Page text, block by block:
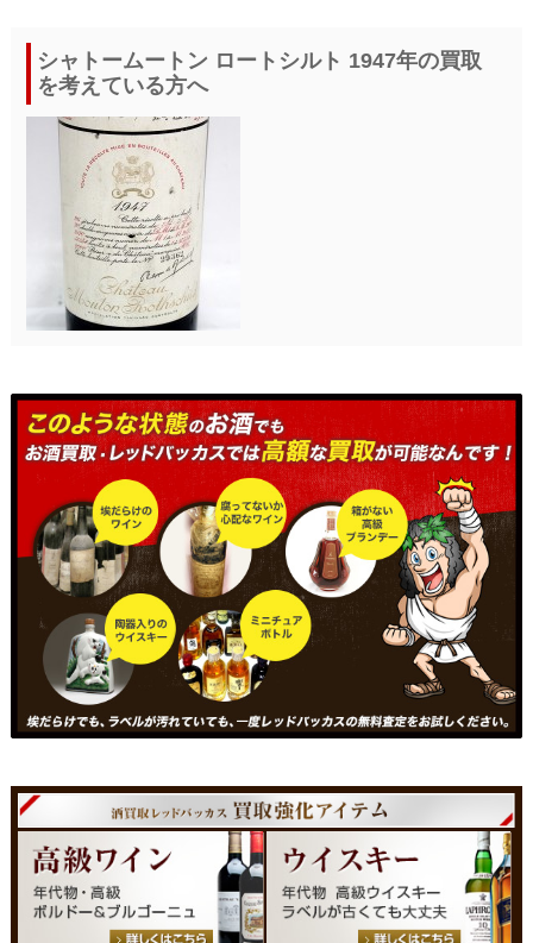
シャトームートン ロートシルト 1947年の買取
を考えている方へ